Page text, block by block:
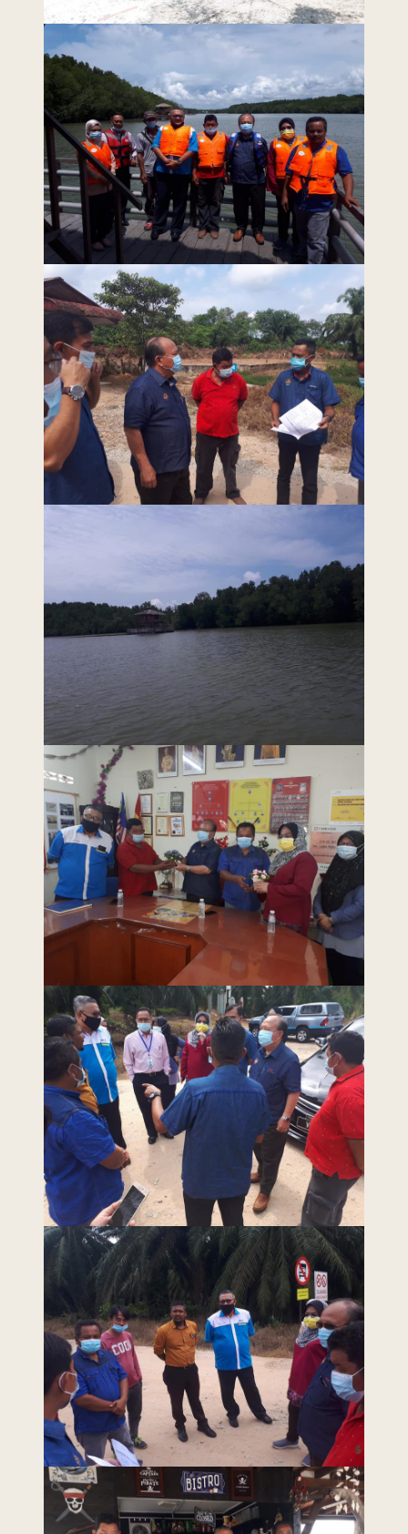
2022 © Jabatan
Kemajuan Orang
Asli (JAKOA)
Dasar Privasi |
Dasar
Last Updated : 6 /
11 / 2020 12:00
AM